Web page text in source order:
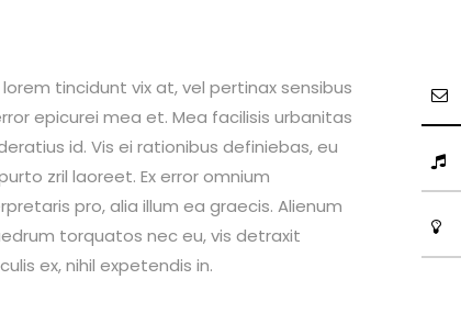
lorem tincidunt vix at, vel pertinax sensibus
epicurei mea et. Mea facilisis urbanitas
id. Vis ei rationibus definiebas, eu
zril laoreet. Ex error omnium
pro, alia illum ea graecis. Alienum
torquatos nec eu, vis detraxit
ex, nihil expetendis in.